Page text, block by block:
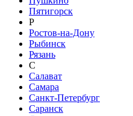
Пятигорск
Р
Ростов-на-Дону
Рыбинск
Рязань
С
Салават
Самара
Санкт-Петербург
Саранск